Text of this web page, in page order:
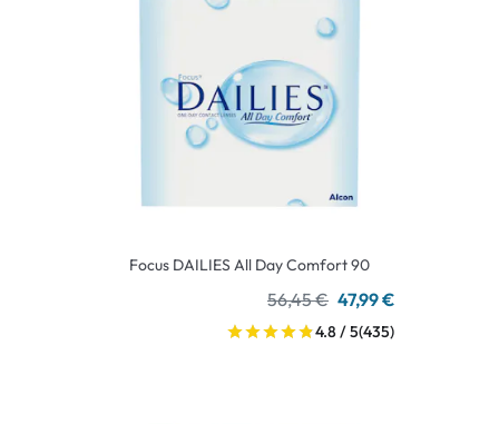
Focus DAILIES All Day Comfort 90
56,45 € 47,99 €
4.8 / 5(435)